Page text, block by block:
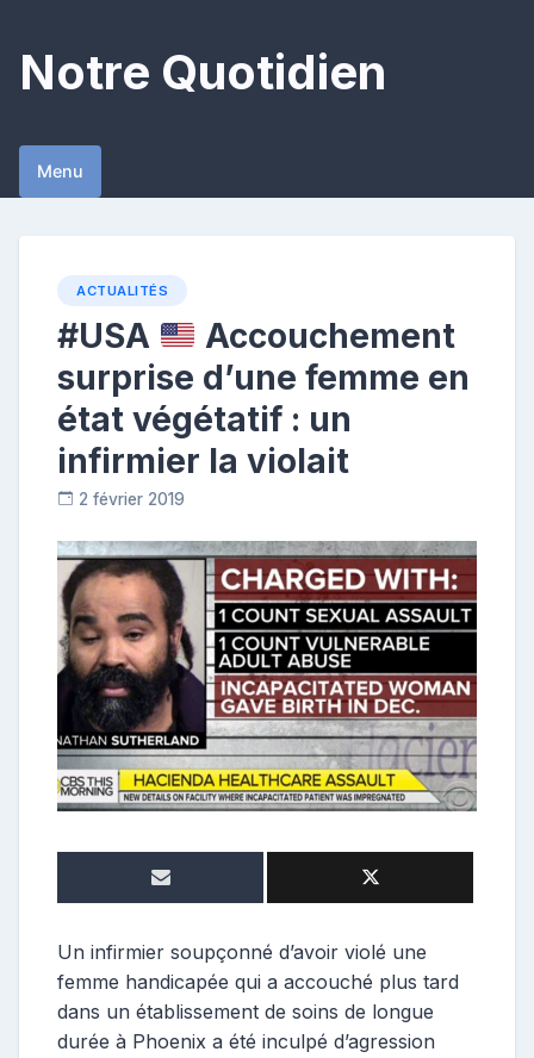
content
Notre Quotidien
Menu
ACTUALITÉS
#USA
Accouchement
surprise d’une femme en
état végétatif : un
infirmier la violait
2 février 2019
o
n
t
r
i
b
u
t
r
i
c
Un infirmier soupçonné d’avoir violé une
femme handicapée qui a accouché plus tard
dans un établissement de soins de longue
durée à Phoenix a été inculpé d’agression